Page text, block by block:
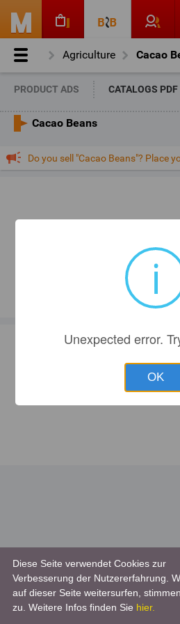
Agriculture Cacao
PRODUCT ADS CATALOGS PDF
Cacao Beans
Do you sell "Cacao Beans"? Place
i
Unexpected error.
OK
Diese Seite verwendet Cookies zur
Verbesserung der Nutzererfahrung.
auf dieser Seite weitersurfen,
zu. Weitere Infos finden Sie hier.